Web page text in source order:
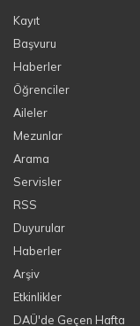
Kayıt
Başvuru
Haberler
Öğrenciler
Aileler
Mezunlar
Arama
Servisler
RSS
Duyurular
Haberler
Arşiv
Etkinlikler
DAÜ'de Geçen Hafta